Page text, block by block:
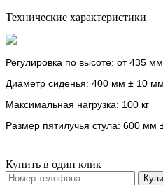
Технические характеристики
Регулировка по высоте: от 435
Диаметр сиденья: 400 мм ± 10 мм.
Максимальная нагрузка: 100 кг
Размер пятилучья стула: 600 мм
Купить в один клик